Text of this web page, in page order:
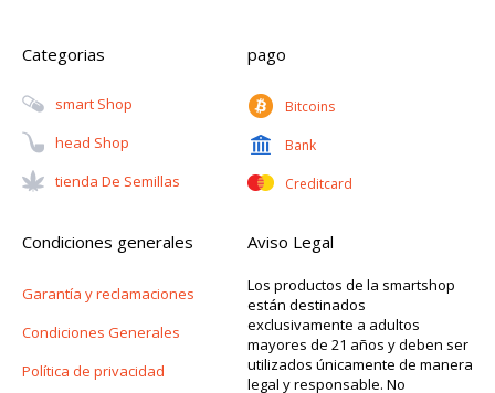
Categorias
Smart Shop
Head Shop
Tienda De Semillas
pago
Bitcoins
Bank
Creditcard
Condiciones generales
Garantía y reclamaciones
Condiciones Generales
Política de privacidad
Aviso Legal
Los productos de la smartshop
están destinados
exclusivamente a adultos
mayores de 21 años y deben ser
utilizados únicamente de manera
legal y responsable. No